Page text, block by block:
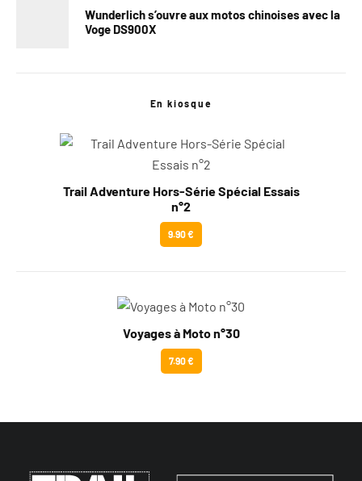
Wunderlich s’ouvre aux motos chinoises avec la
Voge DS900X
En kiosque
Trail Adventure Hors-Série Spécial Essais
n°2
9.90 €
Voyages à Moto n°30
7.90 €